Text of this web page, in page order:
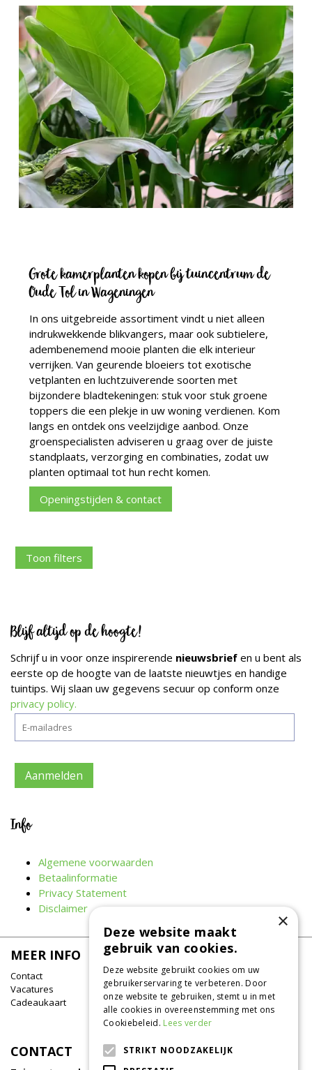
Grote kamerplanten kopen bij tuincentrum de
Oude Tol in Wageningen
In ons uitgebreide assortiment vindt u niet alleen
indrukwekkende blikvangers, maar ook subtielere,
adembenemend mooie planten die elk interieur
verrijken. Van geurende bloeiers tot exotische
vetplanten en luchtzuiverende soorten met
bijzondere bladtekeningen: stuk voor stuk groene
toppers die een plekje in uw woning verdienen. Kom
langs en ontdek ons veelzijdige aanbod. Onze
groenspecialisten adviseren u graag over de juiste
standplaats, verzorging en combinaties, zodat uw
planten optimaal tot hun recht komen.
Openingstijden & contact
Toon filters
Blijf altijd op de hoogte!
Schrijf u in voor onze inspirerende nieuwsbrief en u bent als
eerste op de hoogte van de laatste nieuwtjes en handige
tuintips. Wij slaan uw gegevens secuur op conform onze
privacy policy.
Info
Algemene voorwaarden
Betaalinformatie
Privacy Statement
Disclaimer
MEER INFO
Contact
Vacatures
Cadeaukaart
CONTACT
×
Deze website maakt
gebruik van cookies.
Deze website gebruikt cookies om uw
gebruikerservaring te verbeteren. Door
onze website te gebruiken, stemt u in met
alle cookies in overeenstemming met ons
Cookiebeleid. Lees verder
STRIKT NOODZAKELIJK